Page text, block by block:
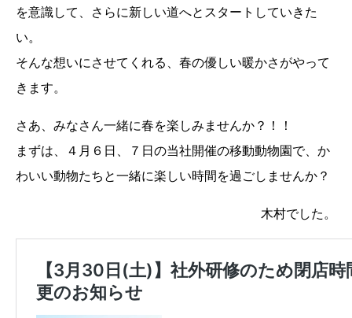
を意識して、さらに新しい道へとスタートしていきた
い。
そんな想いにさせてくれる、春の優しい暖かさがやって
きます。
さあ、みなさん一緒に春を楽しみませんか？！！
まずは、４月６日、７日の当社開催の移動動物園で、か
わいい動物たちと一緒に楽しい時間を過ごしませんか？
木村でした。